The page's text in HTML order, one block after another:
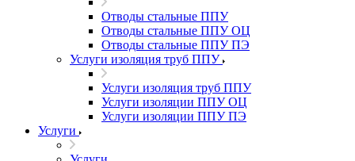
Отводы стальные ППУ
Отводы стальные ППУ ОЦ
Отводы стальные ППУ ПЭ
Услуги изоляция труб ППУ
Услуги изоляция труб ППУ
Услуги изоляции ППУ ОЦ
Услуги изоляции ППУ ПЭ
Услуги